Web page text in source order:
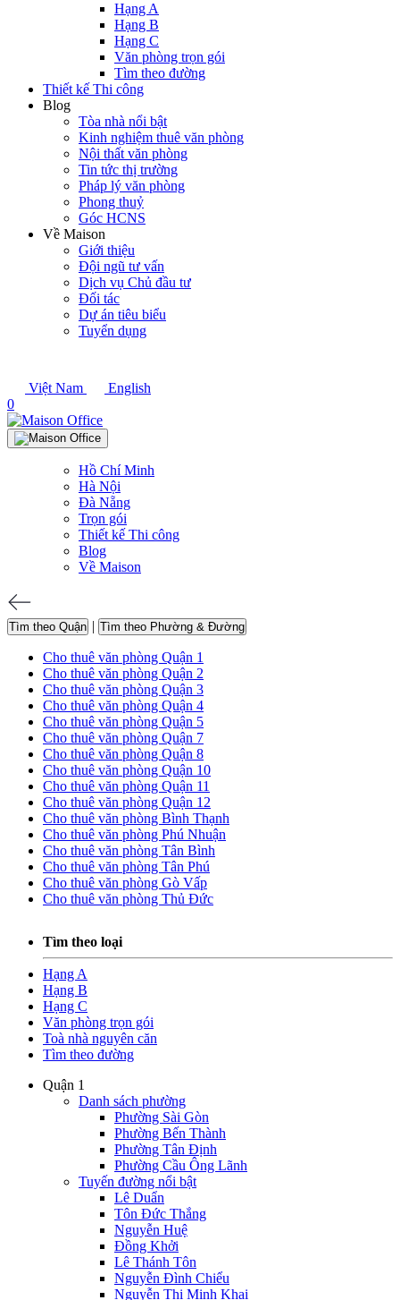
Hạng A
Hạng B
Hạng C
Văn phòng trọn gói
Tìm theo đường
Thiết kế Thi công
Blog
Tòa nhà nổi bật
Kinh nghiệm thuê văn phòng
Nội thất văn phòng
Tin tức thị trường
Pháp lý văn phòng
Phong thuỷ
Góc HCNS
Về Maison
Giới thiệu
Đội ngũ tư vấn
Dịch vụ Chủ đầu tư
Đối tác
Dự án tiêu biểu
Tuyển dụng
Việt Nam
English
0
Hồ Chí Minh
Hà Nội
Đà Nẵng
Trọn gói
Thiết kế Thi công
Blog
Về Maison
Tìm theo Quận | Tìm theo Phường & Đường
Cho thuê văn phòng Quận 1
Cho thuê văn phòng Quận 2
Cho thuê văn phòng Quận 3
Cho thuê văn phòng Quận 4
Cho thuê văn phòng Quận 5
Cho thuê văn phòng Quận 7
Cho thuê văn phòng Quận 8
Cho thuê văn phòng Quận 10
Cho thuê văn phòng Quận 11
Cho thuê văn phòng Quận 12
Cho thuê văn phòng Bình Thạnh
Cho thuê văn phòng Phú Nhuận
Cho thuê văn phòng Tân Bình
Cho thuê văn phòng Tân Phú
Cho thuê văn phòng Gò Vấp
Cho thuê văn phòng Thủ Đức
Tìm theo loại
Hạng A
Hạng B
Hạng C
Văn phòng trọn gói
Toà nhà nguyên căn
Tìm theo đường
Quận 1
Danh sách phường
Phường Sài Gòn
Phường Bến Thành
Phường Tân Định
Phường Cầu Ông Lãnh
Tuyến đường nổi bật
Lê Duẩn
Tôn Đức Thắng
Nguyễn Huệ
Đồng Khởi
Lê Thánh Tôn
Nguyễn Đình Chiểu
Nguyễn Thị Minh Khai